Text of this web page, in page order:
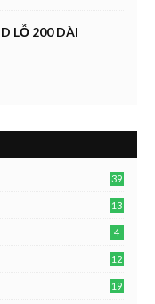
LỖ 200 DÀI
39
13
4
12
19